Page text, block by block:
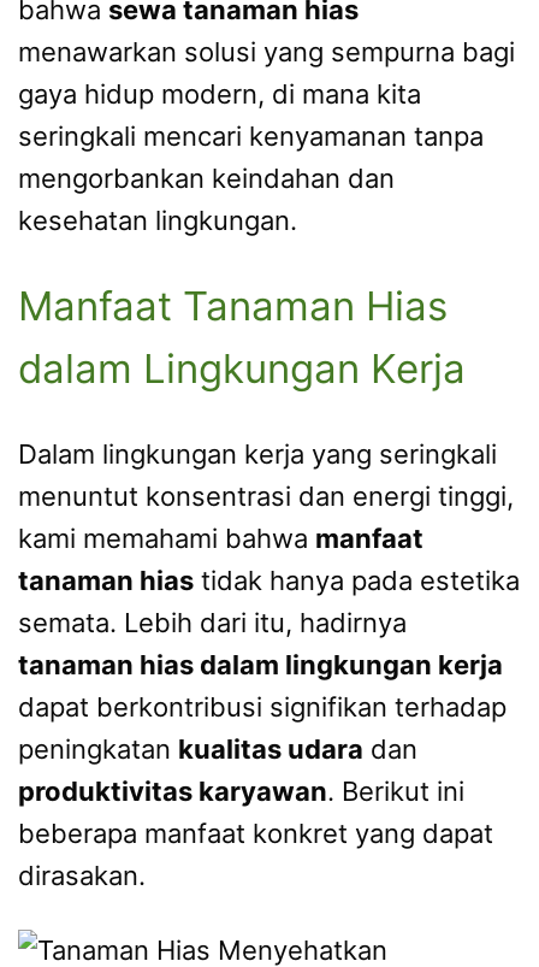
bahwa sewa tanaman hias
menawarkan solusi yang sempurna bagi
gaya hidup modern, di mana kita
seringkali mencari kenyamanan tanpa
mengorbankan keindahan dan
kesehatan lingkungan.
Manfaat Tanaman Hias
dalam Lingkungan Kerja
Dalam lingkungan kerja yang seringkali
menuntut konsentrasi dan energi tinggi,
kami memahami bahwa manfaat
tanaman hias tidak hanya pada estetika
semata. Lebih dari itu, hadirnya
tanaman hias dalam lingkungan kerja
dapat berkontribusi signifikan terhadap
peningkatan kualitas udara dan
produktivitas karyawan. Berikut ini
beberapa manfaat konkret yang dapat
dirasakan.